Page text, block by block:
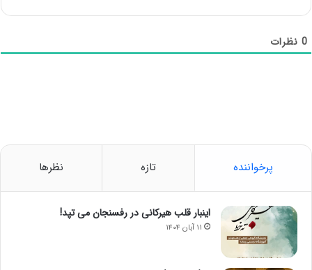
0 نظرات
پرخواننده تازه نظرها
اینبار قلب هیرکانی در رفسنجان می تپد!
۱۱ آبان ۱۴۰۴